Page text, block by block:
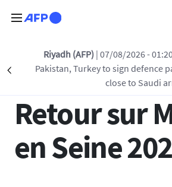
Précédent
Riyadh (AFP)| 07/08/2026 -
Pakistan, Turkey to sign defence
close to Saudi army
Back to list
22 JAN 2025 - 11:30
Retour sur
en Seine